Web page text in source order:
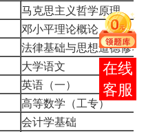
马克思主义哲学原理
邓小平理论概论
法律基础与思想道德修养
大学语文
英语（一）
高等数学（工专）
会计学基础
在线
客服